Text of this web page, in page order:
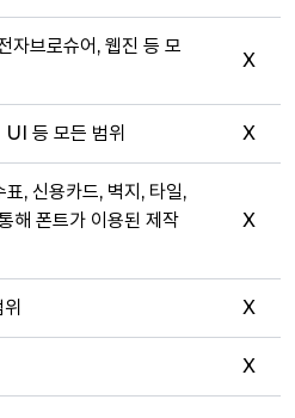
자브로슈어, 웹진 등 모
X
등 모든 범위 X
, 신용카드, 벽지, 타일,
해 폰트가 이용된 제작
X
X
X